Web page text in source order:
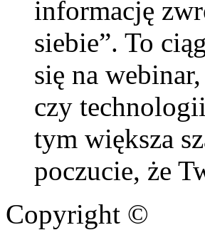
informację
siebie”. To
się na
czy
tym większa
poczucie, że
Copyright ©